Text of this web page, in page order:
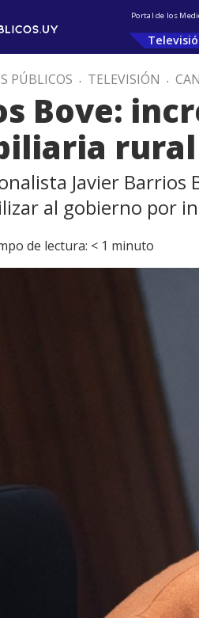
Portal de los
PÚBLICOS . TELEVISIÓN .
Bove:
rural
Javier
al gobierno por
de lectura: < 1 minuto